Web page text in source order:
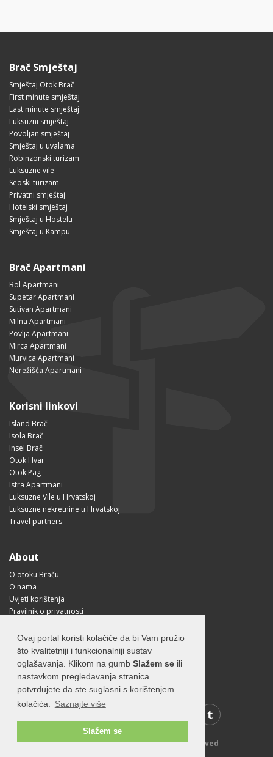
Ovaj portal koristi kolačiće da bi Vam pružio
što kvalitetniji i funkcionalniji sustav
oglašavanja. Klikom na gumb Slažem se ili
nastavkom pregledavanja stranica
potvrđujete da ste suglasni s korištenjem
kolačića.
Saznajte više
Slažem se
Brač Smještaj
Smještaj Otok Brač
First minute smještaj
Last minute smještaj
Luksuzni smještaj
Povoljan smještaj
Smještaj u uvalama
Robinzonski turizam
Luksuzne vile
Seoski turizam
Privatni smještaj
Hotelski smještaj
Smještaj u Hostelu
Smještaj u Kampu
Brač Apartmani
Bol Apartmani
Supetar Apartmani
Sutivan Apartmani
Milna Apartmani
Povlja Apartmani
Mirca Apartmani
Murvica Apartmani
Nerežišća Apartmani
Korisni linkovi
Island Brač
Isola Brač
Insel Brač
Otok Hvar
Otok Pag
Istra Apartmani
Luksuzne Vile u Hrvatskoj
Luksuzne nekretnine u Hrvatskoj
Travel partners
About
O otoku Braču
O nama
Uvjeti korištenja
Pravilnik o privatnosti
Kako doći na Brač?
Visit Croatia
© 2026 Visit-Brac.com - All rights reserved